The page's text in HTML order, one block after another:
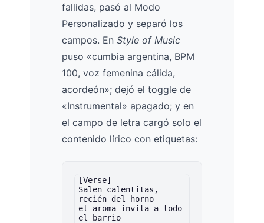
fallidas, pasó al Modo
Personalizado y separó los
campos. En Style of Music
puso «cumbia argentina, BPM
100, voz femenina cálida,
acordeón»; dejó el toggle de
«Instrumental» apagado; y en
el campo de letra cargó solo el
contenido lírico con etiquetas:
[Verse]
Salen calentitas,
recién del horno
el aroma invita a todo
el barrio